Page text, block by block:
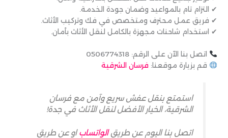
✔ التزام تام بالمواعيد وضمان جودة الخدمة.
✔ فريق عمل محترف ومتخصص في فك وتركيب الأثاث.
✔ استخدام شاحنات مجهزة بالكامل لنقل الأثاث بأمان.
اتصل بنا الآن على الرقم: 0506774318
قم بزيارة موقعنا: فرسان الشرقية
استمتع بنقل عفش سريع وآمن مع فرسان
الشرقية، الخيار الأفضل لنقل الأثاث في جدة!
اتصل بنا اليوم عن طريقالواتساباو عن طريق